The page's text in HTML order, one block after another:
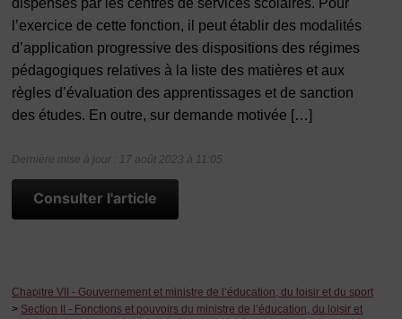
dispensés par les centres de services scolaires. Pour
l’exercice de cette fonction, il peut établir des modalités
d’application progressive des dispositions des régimes
pédagogiques relatives à la liste des matières et aux
règles d’évaluation des apprentissages et de sanction
des études. En outre, sur demande motivée […]
Dernière mise à jour : 17 août 2023 à 11:05
Consulter l'article
Chapitre VII - Gouvernement et ministre de l’éducation, du loisir et du sport
> Section II - Fonctions et pouvoirs du ministre de l’éducation, du loisir et